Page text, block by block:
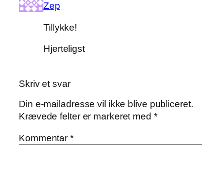
Zep
Tillykke!
Hjerteligst
Skriv et svar
Din e-mailadresse vil ikke blive publiceret.
Krævede felter er markeret med *
Kommentar*